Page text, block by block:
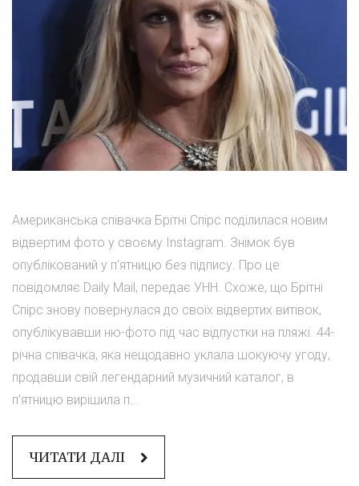
Американська співачка Брітні Спірс поділилася новим
відвертим фото у своєму Instagram. Знімок був
опублікований у п'ятницю без підпису. Про це
повідомляє Daily Mail, передає УНН. Схоже, що Брітні
Спірс знову повернулася до своїх відвертих витівок,
опублікувавши ню-фото під час відпустки на пляжі. 44-
річна співачка, яка нещодавно уклала шокуючу угоду,
продавши свій легендарний музичний каталог, в
п'ятницю вирішила п...
ЧИТАТИ ДАЛІ